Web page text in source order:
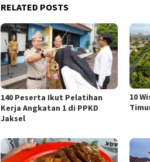
RELATED POSTS
140 Peserta Ikut Pelatihan
Kerja Angkatan 1 di PPKD
Jaksel
10